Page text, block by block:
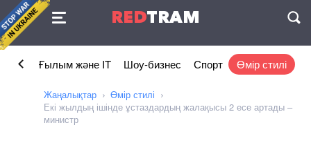
REDTRAM
Келісімі
Ғылым және IT Шоу-бизнес Спорт Өмір стилі
Жаңалықтар
Өмір стилі
Екі жылдың ішінде ұстаздардың жалақысы 2 есе артады –
министр